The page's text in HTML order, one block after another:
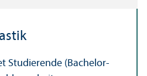
Studierende (Bachelor-